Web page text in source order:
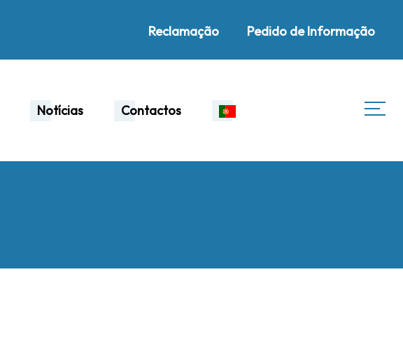
Reclamação Pedido de Informação
Notícias Contactos